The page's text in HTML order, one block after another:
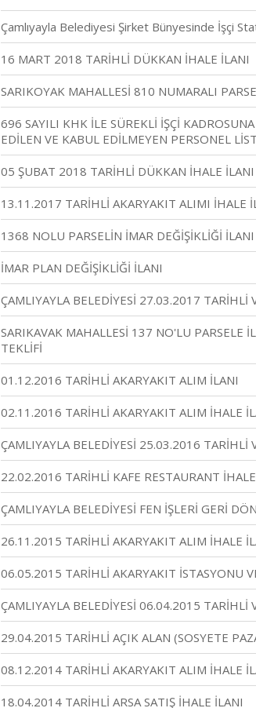
Çamlıyayla Belediyesi Şirket Bünyesinde İşçi
16 MART 2018 TARİHLİ DÜKKAN İHALE İLANI
SARIKOYAK MAHALLESİ 810 NUMARALI
696 SAYILI KHK İLE SÜREKLİ İŞÇİ
EDİLEN VE KABUL EDİLMEYEN PERSONEL
05 ŞUBAT 2018 TARİHLİ DÜKKAN İHALE İLANI
13.11.2017 TARİHLİ AKARYAKIT ALIMI İHALE
1368 NOLU PARSELİN İMAR DEĞİŞİKLİĞİ İLANI
İMAR PLAN DEĞİŞİKLİĞİ İLANI
ÇAMLIYAYLA BELEDİYESİ 27.03.2017 TARİHLİ
SARIKAVAK MAHALLESİ 137 NO'LU PARSELE
TEKLİFİ
01.12.2016 TARİHLİ AKARYAKIT ALIM İLANI
02.11.2016 TARİHLİ AKARYAKIT ALIM İHALE
ÇAMLIYAYLA BELEDİYESİ 25.03.2016
22.02.2016 TARİHLİ KAFE RESTAURANT
ÇAMLIYAYLA BELEDİYESİ FEN İŞLERİ GERİ
26.11.2015 TARİHLİ AKARYAKIT ALIM İHALE
06.05.2015 TARİHLİ AKARYAKIT İSTASYONU
ÇAMLIYAYLA BELEDİYESİ 06.04.2015
29.04.2015 TARİHLİ AÇIK ALAN (SOSYETE
08.12.2014 TARİHLİ AKARYAKIT ALIM İHALE
18.04.2014 TARİHLİ ARSA SATIŞ İHALE İLANI